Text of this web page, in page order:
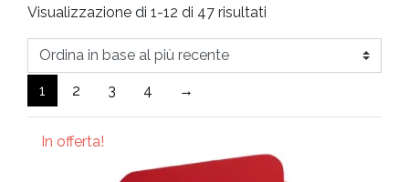
Visualizzazione di 1-12 di 47 risultati
al
recente
1 2 3 4 →
In offerta!